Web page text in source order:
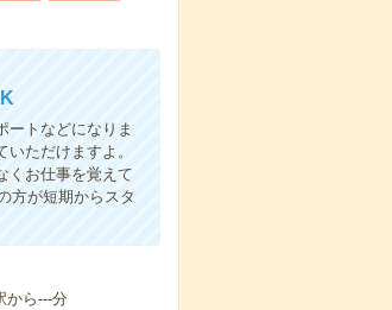
ートなどになりま
ただけますよ。
くお仕事を覚えて
方が短期からスタ
から---分